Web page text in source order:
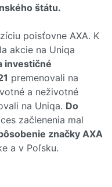
štátu.
poisťovne AXA. K
akcie na Uniqa
investičné
premenovali na
a neživotné
na Uniqa. Do
začlenenia mal
značky AXA
a v Poľsku.